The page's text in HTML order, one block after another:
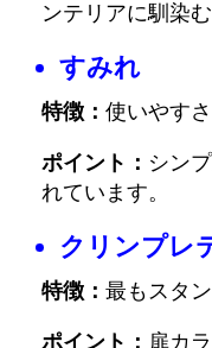
ンテリアに馴染
すみれ
特徴： 使いやす
ポイント： シン
れています。
クリンプレ
特徴： 最もスタ
ポイント： 扉カ